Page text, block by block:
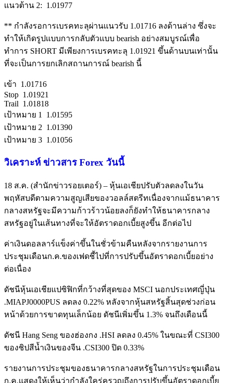
แนวต้าน 2: 1.01977
** กำลังรอการเบรคทะลุผ่านแนวรับ 1.01716 ลงด้านล่าง ซึ่งจะ
ทำให้เกิดรูปแบบการกลับตัวแบบ bearish อย่างสมบูรณ์เพื่อ
ทำการ SHORT มีเพียงการเบรคทะลุ 1.01921 ขึ้นด้านบนเท่านั้น
ที่จะเป็นการยกเลิกสถานการณ์ bearish นี้
เข้า 1.01716
Stop 1.01921
Trail 1.01818
เป้าหมาย 1 1.01595
เป้าหมาย 2 1.01390
เป้าหมาย 3 1.01056
วิเคราะห์ ข่าวสาร Forex วันนี้
18 ส.ค. (สำนักข่าวรอยเตอร์) – หุ้นเอเชียปรับตัวลดลงในวัน
พฤหัสบดีตามความสูญเสียของวอลล์สตรีทเนื่องจากแม้ธนาคาร
กลางสหรัฐจะมีความก้าวร้าวน้อยลงก็ยังทำให้ธนาคารกลาง
สหรัฐอยู่ในเส้นทางที่จะให้อัตราดอกเบี้ยสูงขึ้น อีกต่อไป
ค่าเงินดอลลาร์แข็งค่าขึ้นในชั่วข้ามคืนหลังจากรายงานการ
ประชุมเดือนก.ค.ของเฟดชี้ไปที่การปรับขึ้นอัตราดอกเบี้ยอย่าง
ต่อเนื่อง
ดัชนีหุ้นเอเชียแปซิฟิกที่กว้างที่สุดของ MSCI นอกประเทศญี่ปุ่น
.MIAPJ0000PUS ลดลง 0.22% หลังจากหุ้นสหรัฐสิ้นสุดช่วงก่อน
หน้าด้วยการขาดทุนเล็กน้อย ดัชนีเพิ่มขึ้น 1.3% จนถึงเดือนนี้
ดัชนี Hang Seng ของฮ่องกง .HSI ลดลง 0.45% ในขณะที่ CSI300
ของชิปสีน้ำเงินของจีน .CSI300 ปิด 0.33%
รายงานการประชุมของธนาคารกลางสหรัฐในการประชุมเดือน
ก.ค.แสดงให้เห็นว่ากำลังใคร่ครวญถึงการปรับขึ้นอัตราดอกเบี้ย